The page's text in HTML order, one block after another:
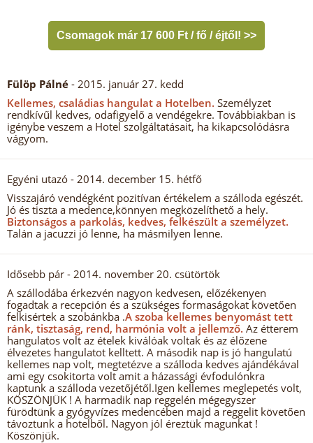
Csomagok már 17 600 Ft / fő / éjtől! >>
Fülöp Pálné - 2015. január 27. kedd
Kellemes, családias hangulat a Hotelben. Személyzet
rendkívűl kedves, odafigyelő a vendégekre. Továbbiakban is
igénybe veszem a Hotel szolgáltatásait, ha kikapcsolódásra
vágyom.
Egyéni utazó - 2014. december 15. hétfő
Visszajáró vendégként pozitívan értékelem a szálloda egészét.
Jó és tiszta a medence,könnyen megközelíthető a hely.
Biztonságos a parkolás, kedves, felkészült a személyzet.
Talán a jacuzzi jó lenne, ha másmilyen lenne.
Idősebb pár - 2014. november 20. csütörtök
A szállodába érkezvén nagyon kedvesen, előzékenyen
fogadtak a recepción és a szükséges formaságokat követően
felkisértek a szobánkba .A szoba kellemes benyomást tett
ránk, tisztaság, rend, harmónia volt a jellemző. Az étterem
hangulatos volt az ételek kiválóak voltak és az élőzene
élvezetes hangulatot kelltett. A második nap is jó hangulatú
kellemes nap volt, megtetézve a szálloda kedves ajándékával
ami egy csokitorta volt amit a házassági évfodulónkra
kaptunk a szálloda vezetőjétől.Igen kellemes meglepetés volt,
KÖSZÖNJÜK ! A harmadik nap reggelén mégegyszer
fürödtünk a gyógyvízes medencében majd a reggelit követően
távoztunk a hotelből. Nagyon jól éreztük magunkat !
Köszönjük.